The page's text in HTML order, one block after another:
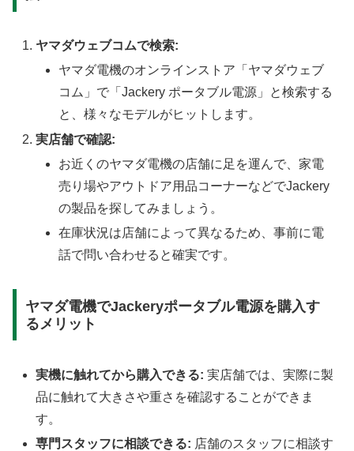
ヤマダウェブコムで検索:
ヤマダ電機のオンラインストア「ヤマダウェブ
コム」で「Jackery ポータブル電源」と検索する
と、様々なモデルがヒットします。
実店舗で確認:
お近くのヤマダ電機の店舗に足を運んで、家電
売り場やアウトドア用品コーナーなどでJackery
の製品を探してみましょう。
在庫状況は店舗によって異なるため、事前に電
話で問い合わせると確実です。
ヤマダ電機でJackeryポータブル電源を購入す
るメリット
実機に触れてから購入できる: 実店舗では、実際に製
品に触れて大きさや重さを確認することができま
す。
専門スタッフに相談できる: 店舗のスタッフに相談す